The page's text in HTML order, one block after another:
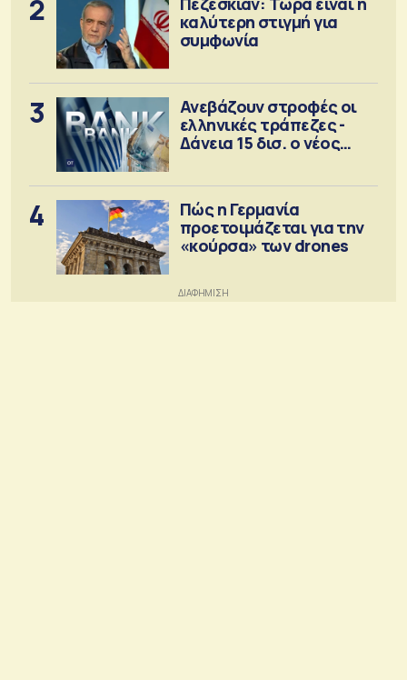
2
καλύτερη στιγμή για
συμφωνία
3
Ανεβάζουν στροφές οι
ελληνικές τράπεζες -
Δάνεια 15 δισ. ο νέος
4
Πώς η Γερμανία
προετοιμάζεται για την
«κούρσα» των drones